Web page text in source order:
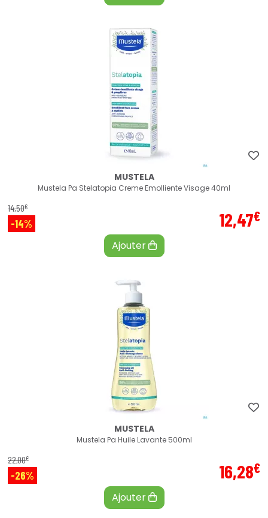
MUSTELA
Mustela Pa Stelatopia Creme Emolliente Visage 40ml
14,50€
-14% 12,47€
Ajouter
MUSTELA
Mustela Pa Huile Lavante 500ml
22,00€
-26% 16,28€
Ajouter